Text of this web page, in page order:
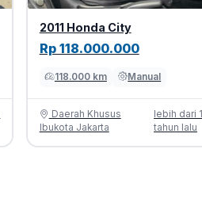
2011 Honda City
Rp 118.000.000
118.000 km Manual
Daerah Khusus
Ibukota Jakarta
lebih dari 1
tahun lalu